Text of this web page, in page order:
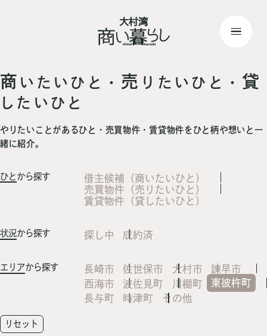
商 いたいひと・ 売 りたいひと・貸
したいひと
やりたいことがあるひと・売買物件・賃貸物件をひと柄や想いと一
緒に紹介。
ひと から探す
借主候補（商いたいひと）
売買物件（売りたいひと）
賃貸物件（貸したいひと）
状況から探す 探し中 成約済
エリアから探す 長崎市 佐世保市 大村市
諫早市
西海市
波佐見町 川棚町
東彼杵町
長与町
時津町 その他
リセット